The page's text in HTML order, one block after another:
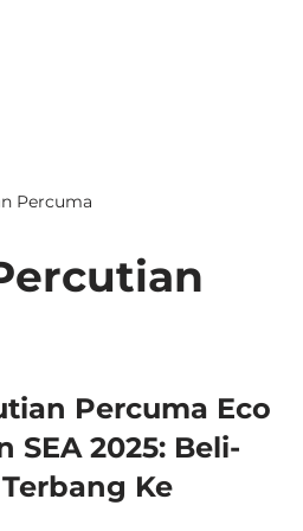
Percuma
Percuma Eco
SEA 2025: Beli-
Ke